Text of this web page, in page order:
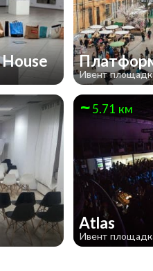
House
Ивент
5.71 км
Atlas
Ивент